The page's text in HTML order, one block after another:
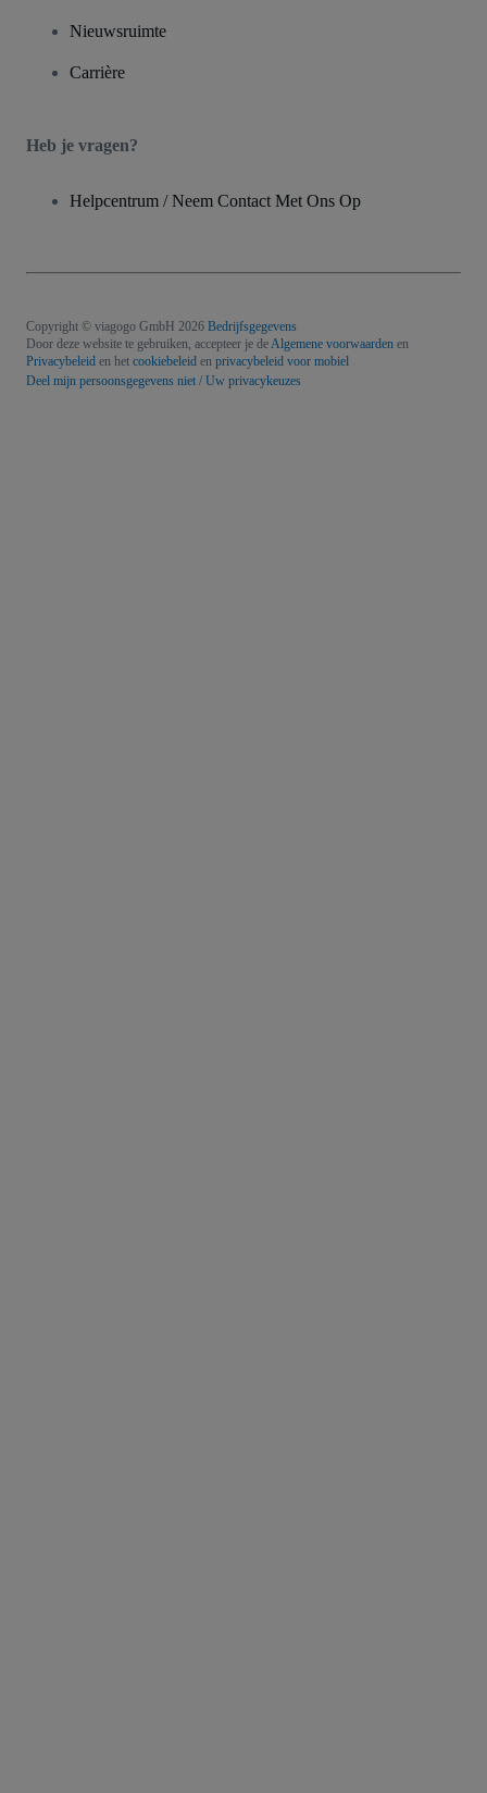
Nieuwsruimte
Carrière
Heb je vragen?
Helpcentrum / Neem Contact Met Ons Op
Copyright © viagogo GmbH 2026 Bedrijfsgegevens
Door deze website te gebruiken, accepteer je de Algemene voorwaarden en
Privacybeleid en het cookiebeleid en privacybeleid voor mobiel
Deel mijn persoonsgegevens niet / Uw privacykeuzes